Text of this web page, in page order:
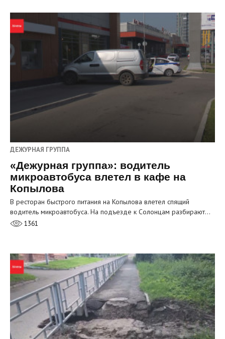
ДЕЖУРНАЯ ГРУППА
«Дежурная группа»: водитель
микроавтобуса влетел в кафе на
Копылова
В ресторан быстрого питания на Копылова влетел спящий
водитель микроавтобуса. На подъезде к Солонцам разбирают…
1361